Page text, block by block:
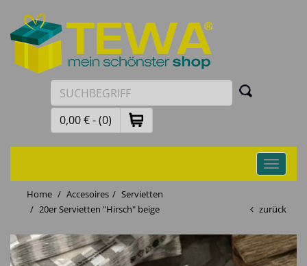
0,00 € - (0)
Toggle
Home
Accesoires
Servietten
20er Servietten "Hirsch" beige
zurück